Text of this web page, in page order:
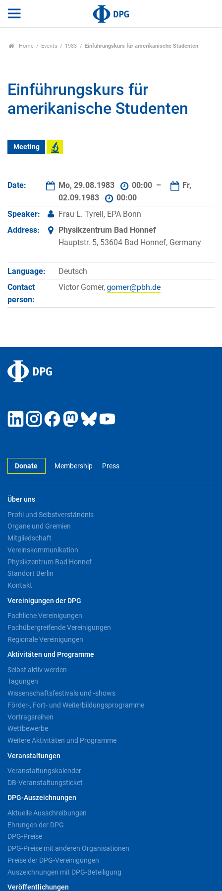
Home Events 1983 Einführungskurs für amerikanische Studenten
Einführungskurs für
amerikanische Studenten
Meeting
Date: Mo, 29.08.1983 00:00 –
Fr,
02.09.1983
00:00
Speaker:
Frau L. Tyrell, EPA Bonn
Address:
Physikzentrum Bad Honnef
Hauptstr. 5, 53604 Bad Honnef, Germany
Language:
Deutsch
Contact
person:
Victor Gomer,
Donate Membership Press
Über uns
Profil und Selbstverständnis
Organe und Gremien
Mitgliedschaft
Vereinskommunikation
Physikzentrum Bad Honnef
Standort Berlin
Kontakt
Vereinigungen der DPG
Fachliche Vereinigungen
Fachübergreifende Vereinigungen
Regionale Vereinigungen
Aktivitäten und Programme
Selbst aktiv werden
Tagungen
Wissenschaftsfestivals und -shows
Förder-, Fort- und Weiterbildungsprogramme
Vortragsreihen
Wettbewerbe
Weitere Aktivitäten und Programme
Veranstaltungen
Veranstaltungskalender
DB-Veranstaltungsticket
DPG-Auszeichnungen
Aktuelle Ausschreibungen
Ehrungen der DPG
DPG-Preise
DPG-Preise mit anderen Organisationen
Preise der DPG-Vereinigungen
Auszeichnungen mit DPG-Beteiligung
Veröffentlichungen